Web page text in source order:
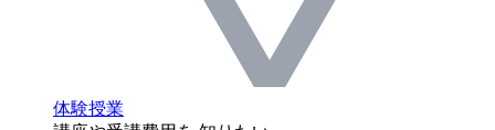
体験授業